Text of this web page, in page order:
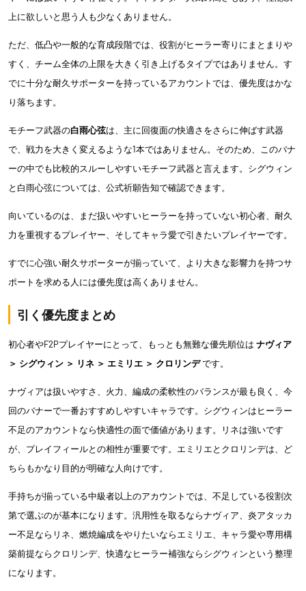
上に欲しいと思う人も少なくありません。
ただ、低凸や一般的な育成段階では、役割がヒーラー寄りにまとまりや
すく、チーム全体の上限を大きく引き上げるタイプではありません。す
でに十分な耐久サポーターを持っているアカウントでは、優先度はかな
り落ちます。
モチーフ武器の白雨心弦は、主に回復面の快適さをさらに伸ばす武器
で、戦力を大きく変えるような1本ではありません。そのため、このバナ
ーの中でも比較的スルーしやすいモチーフ武器と言えます。シグウィン
と白雨心弦については、公式祈願告知で確認できます。
向いているのは、まだ扱いやすいヒーラーを持っていない初心者、耐久
力を重視するプレイヤー、そしてキャラ愛で引きたいプレイヤーです。
すでに心強い耐久サポーターが揃っていて、より大きな影響力を持つサ
ポートを求める人には優先度は高くありません。
引く優先度まとめ
初心者やF2Pプレイヤーにとって、もっとも無難な優先順位は ナヴィア
＞ シグウィン ＞ リネ ＞ エミリエ ＞ クロリンデです。
ナヴィアは扱いやすさ、火力、編成の柔軟性のバランスが最も良く、今
回のバナーで一番おすすめしやすいキャラです。シグウィンはヒーラー
不足のアカウントなら快適性の面で価値があります。リネは強いです
が、プレイフィールとの相性が重要です。エミリエとクロリンデは、ど
ちらもかなり目的が明確な人向けです。
手持ちが揃っている中級者以上のアカウントでは、不足している役割次
第で選ぶのが基本になります。汎用性を取るならナヴィア、炎アタッカ
ー不足ならリネ、燃焼編成をやりたいならエミリエ、キャラ愛や専用構
築前提ならクロリンデ、快適なヒーラー補強ならシグウィンという整理
になります。